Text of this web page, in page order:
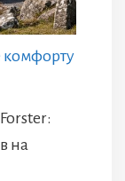
комфорту
на